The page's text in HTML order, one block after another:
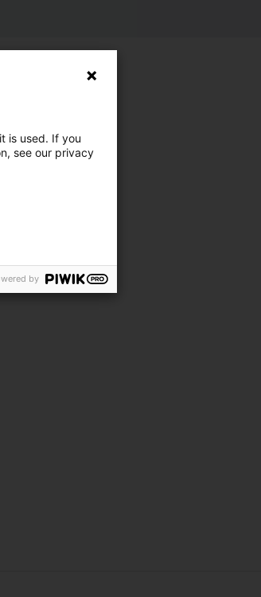
is used. If you
see our privacy
by